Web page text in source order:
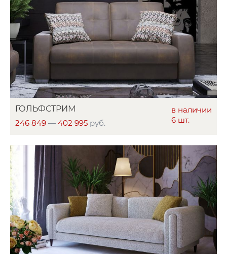
в наличии
6 шт.
ГОЛЬФСТРИМ
246 849 — 402 995 руб.